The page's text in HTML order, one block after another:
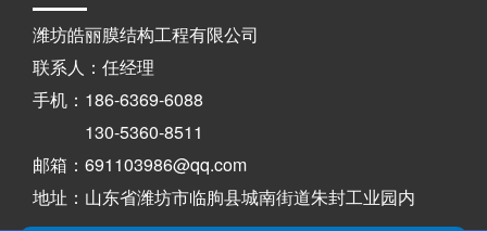
潍坊皓丽膜结构工程有限公司
联系人：任经理
手机：186-6369-6088
130-5360-8511
邮箱：691103986@qq.com
地址：山东省潍坊市临朐县城南街道朱封工业园内